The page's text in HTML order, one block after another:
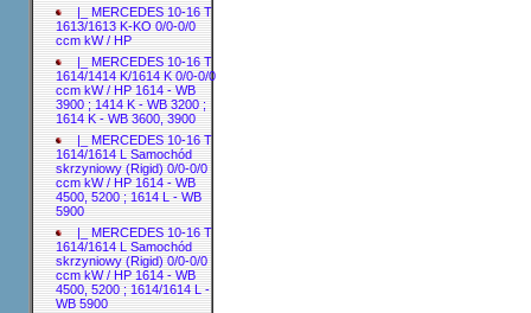
|_ MERCEDES 10-16 T
1613/1613 K-KO 0/0-0/0
ccm kW / HP
|_ MERCEDES 10-16 T
1614/1414 K/1614 K 0/0-0/0
ccm kW / HP 1614 - WB
3900 ; 1414 K - WB 3200 ;
1614 K - WB 3600, 3900
|_ MERCEDES 10-16 T
1614/1614 L Samochód
skrzyniowy (Rigid) 0/0-0/0
ccm kW / HP 1614 - WB
4500, 5200 ; 1614 L - WB
5900
|_ MERCEDES 10-16 T
1614/1614 L Samochód
skrzyniowy (Rigid) 0/0-0/0
ccm kW / HP 1614 - WB
4500, 5200 ; 1614/1614 L -
WB 5900